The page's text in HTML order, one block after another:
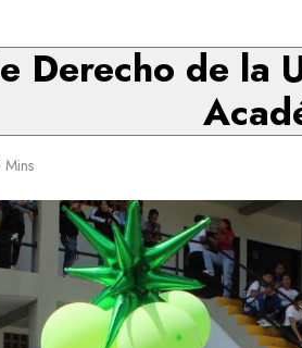
Derecho de la
Mins